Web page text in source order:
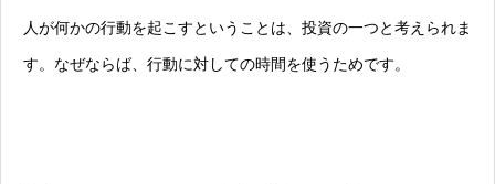
人が何かの行動を起こすということは、投資の一つと考えられま
す。なぜならば、行動に対しての時間を使うためです。